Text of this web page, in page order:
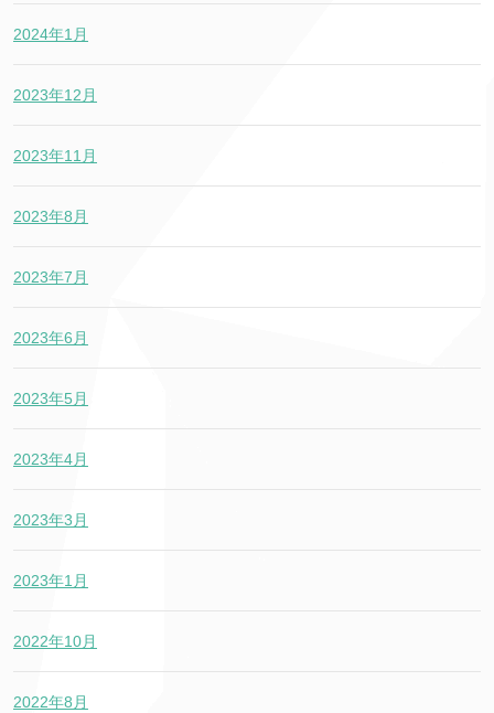
2024年1月
2023年12月
2023年11月
2023年8月
2023年7月
2023年6月
2023年5月
2023年4月
2023年3月
2023年1月
2022年10月
2022年8月